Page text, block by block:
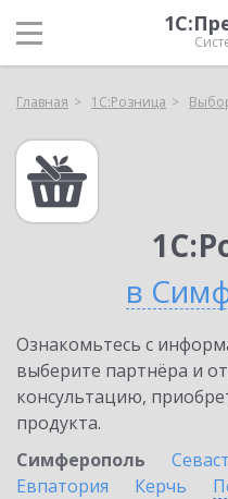
Главная 1С:Розница
в
Ознакомьтесь с
выберите партнёра и
консультацию,
продукта.
Симферополь
Евпатория
Керчь